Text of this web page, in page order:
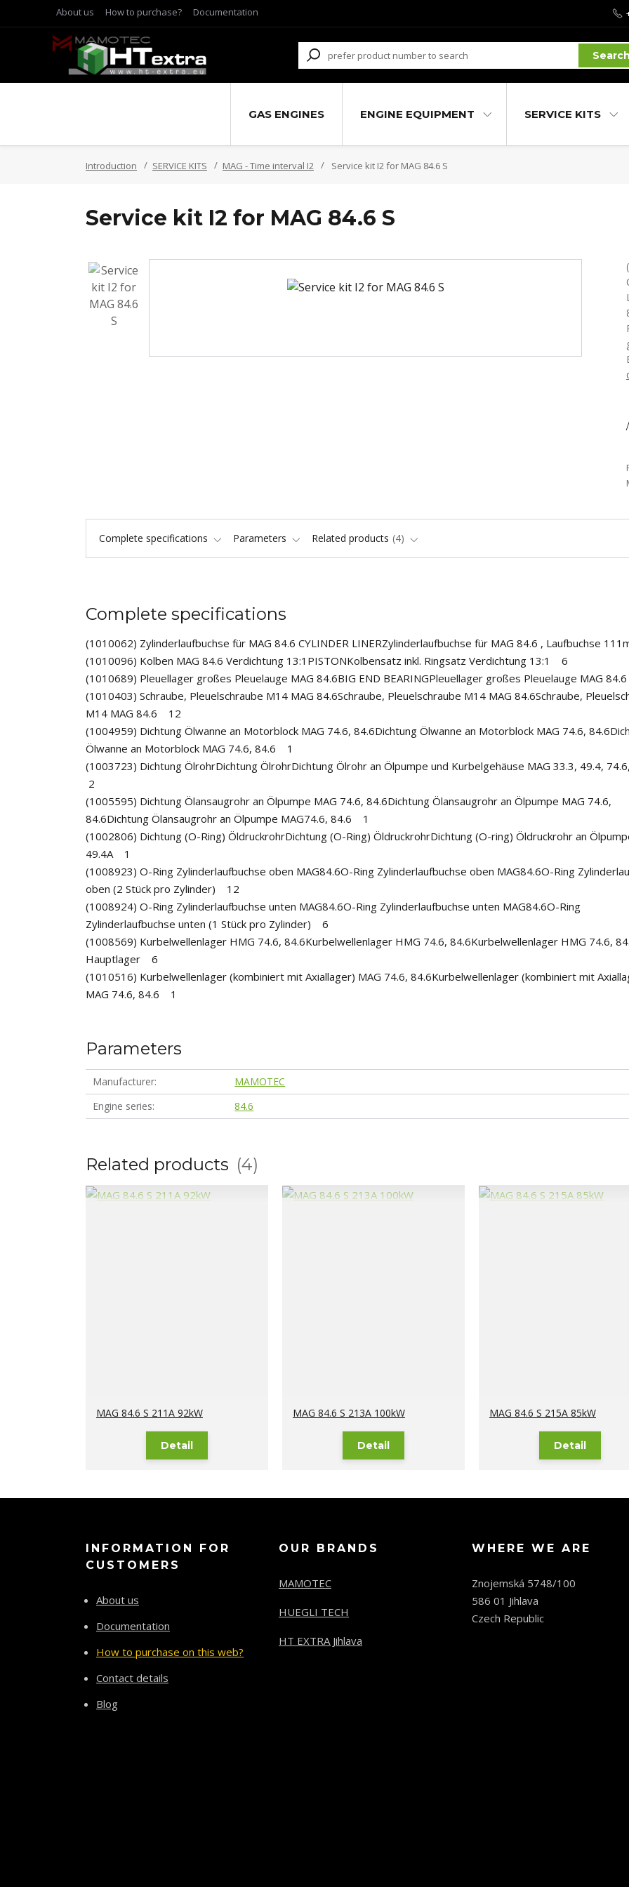
About us How to purchase? Documentation
GAS ENGINES ENGINE EQUIPMENT SERVICE KITS
Introduction SERVICE KITS MAG - Time interval I2 Service kit I2 for MAG 84.6 S
Service kit I2 for MAG 84.6 S
/
Complete specifications Parameters Related products 4
Complete specifications
(1010062) Zylinderlaufbuchse für MAG 84.6 CYLINDER LINERZylinderlaufbuchse für MAG 84.6 , Laufbuchse
(1010096) Kolben MAG 84.6 Verdichtung 13:1PISTONKolbensatz inkl. Ringsatz Verdichtung 13:1 6
(1010689) Pleuellager großes Pleuelauge MAG 84.6BIG END BEARINGPleuellager großes Pleuelauge MAG
(1010403) Schraube, Pleuelschraube M14 MAG 84.6Schraube, Pleuelschraube M14 MAG 84.6Schraube,
M14 MAG 84.6 12
(1004959) Dichtung Ölwanne an Motorblock MAG 74.6, 84.6Dichtung Ölwanne an Motorblock MAG 74.6,
Ölwanne an Motorblock MAG 74.6, 84.6 1
(1003723) Dichtung ÖlrohrDichtung ÖlrohrDichtung Ölrohr an Ölpumpe und Kurbelgehäuse MAG 33.3, 49.4,
2
(1005595) Dichtung Ölansaugrohr an Ölpumpe MAG 74.6, 84.6Dichtung Ölansaugrohr an Ölpumpe MAG 74.6,
84.6Dichtung Ölansaugrohr an Ölpumpe MAG74.6, 84.6 1
(1002806) Dichtung (O-Ring) ÖldruckrohrDichtung (O-Ring) ÖldruckrohrDichtung (O-ring) Öldruckrohr an
49.4A 1
(1008923) O-Ring Zylinderlaufbuchse oben MAG84.6O-Ring Zylinderlaufbuchse oben MAG84.6O-Ring
oben (2 Stück pro Zylinder) 12
(1008924) O-Ring Zylinderlaufbuchse unten MAG84.6O-Ring Zylinderlaufbuchse unten MAG84.6O-Ring
Zylinderlaufbuchse unten (1 Stück pro Zylinder) 6
(1008569) Kurbelwellenlager HMG 74.6, 84.6Kurbelwellenlager HMG 74.6, 84.6Kurbelwellenlager HMG 74.6,
Hauptlager 6
(1010516) Kurbelwellenlager (kombiniert mit Axiallager) MAG 74.6, 84.6Kurbelwellenlager (kombiniert mit
MAG 74.6, 84.6 1
Parameters
Manufacturer
MAMOTEC
Engine series
84.6
Related products 4
MAG 84.6 S 211A 92kW
Detail
MAG 84.6 S 213A 100kW
Detail
MAG 84.6 S 215A 85kW
Detail
INFORMATION FOR
CUSTOMERS
About us
Documentation
How to purchase on this web?
Contact details
Blog
OUR BRANDS
MAMOTEC
HUEGLI TECH
HT EXTRA Jihlava
WHERE WE ARE
Znojemská 5748/100
586 01 Jihlava
Czech Republic